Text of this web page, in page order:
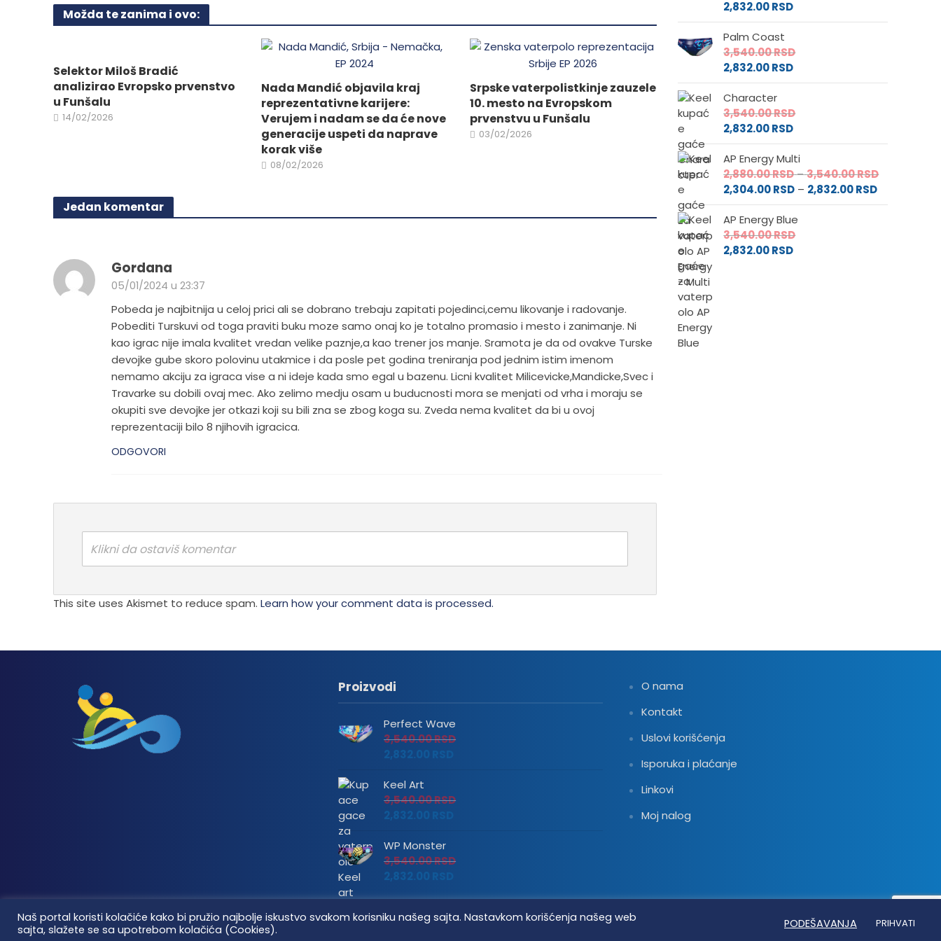
Opcije
izabrane
na
biti
izabrane
proizvoda.
Možda te zanima i ovo:
Selektor Miloš Bradić
analizirao Evropsko prvenstvo
u Funšalu
14/02/2026
Nada Mandić objavila kraj
reprezentativne karijere:
Verujem i nadam se da će nove
generacije uspeti da naprave
korak više
08/02/2026
Srpske vaterpolistkinje zauzele
10. mesto na Evropskom
prvenstvu u Funšalu
03/02/2026
Jedan komentar
Gordana
05/01/2024 u 23:37
Pobeda je najbitnija u celoj prici ali se dobrano trebaju zapitati pojedinci,cemu likovanje i radovanje.
Pobediti Turskuvi od toga praviti buku moze samo onaj ko je totalno promasio i mesto i zanimanje. Ni
kao igrac nije imala kvalitet vredan velike paznje,a kao trener jos manje. Sramota je da od ovakve Turske
devojke gube skoro polovinu utakmice i da posle pet godina treniranja pod jednim istim imenom
nemamo akciju za igraca vise a ni ideje kada smo egal u bazenu. Licni kvalitet Milicevicke,Mandicke,Svec i
Travarke su dobili ovaj mec. Ako zelimo medju osam u buducnosti mora se menjati od vrha i moraju se
okupiti sve devojke jer otkazi koji su bili zna se zbog koga su. Zveda nema kvalitet da bi u ovoj
reprezentaciji bilo 8 njihovih igracica.
ODGOVORI
Klikni da ostaviš komentar
This site uses Akismet to reduce spam. Learn how your comment data is processed.
2,832.00RSD
Palm Coast
3,540.00RSD
2,832.00RSD
Character
3,540.00RSD
2,832.00RSD
AP Energy Multi
2,880.00RSD–3,540.00RSDRaspon
od
2,304.00RSD – 2,832.00RSDRaspon
cena:
AP Energy Blue
3,540.00RSD
2,832.00RSD
Proizvodi
Perfect Wave
3,540.00RSD
2,832.00
Keel Art
3,540.00RSD
2,832.00
WP Monster
3,540.00RSD
2,832.00
O nama
Kontakt
Uslovi korišćenja
Isporuka i plaćanje
Linkovi
Moj nalog
Vaterpolo vesti © 2026. Sva prava zadržana.
Naš portal koristi kolačiće kako bi pružio najbolje iskustvo svakom korisniku našeg sajta. Nastavkom korišćenja našeg web
sajta, slažete se sa upotrebom kolačića (Cookies).
PODEŠAVANJA PRIHVATI